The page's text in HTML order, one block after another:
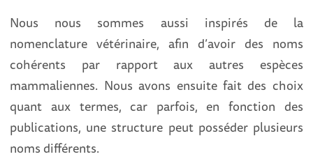
Nous nous sommes aussi inspirés de la
nomenclature vétérinaire, afin d’avoir des noms
cohérents par rapport aux autres espèces
mammaliennes. Nous avons ensuite fait des choix
quant aux termes, car parfois, en fonction des
publications, une structure peut posséder plusieurs
noms différents.